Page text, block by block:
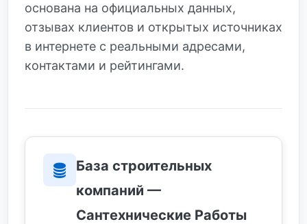
основана на официальных данных,
отзывах клиентов и открытых источниках
в интернете с реальными адресами,
контактами и рейтингами.
База строительных
компаний —
Сантехнические Работы